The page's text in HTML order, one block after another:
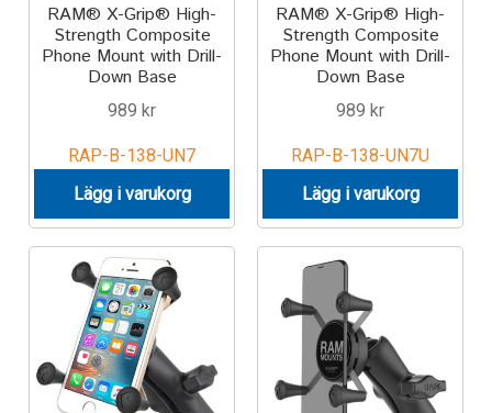
RAM® X-Grip® High-
Strength Composite
Phone Mount with Drill-
Down Base
989 kr
RAP-B-138-UN7
Lägg i varukorg
RAM® X-Grip® High-
Strength Composite
Phone Mount with Drill-
Down Base
989 kr
RAP-B-138-UN7U
Lägg i varukorg